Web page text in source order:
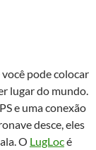
pode colocar
lugar do mundo.
e uma conexão
desce, eles
O LugLocé